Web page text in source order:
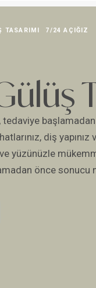
TASARIMI 7/24 AÇIĞIZ
, tedaviye
diş
yüzünüzle
önce sonucu